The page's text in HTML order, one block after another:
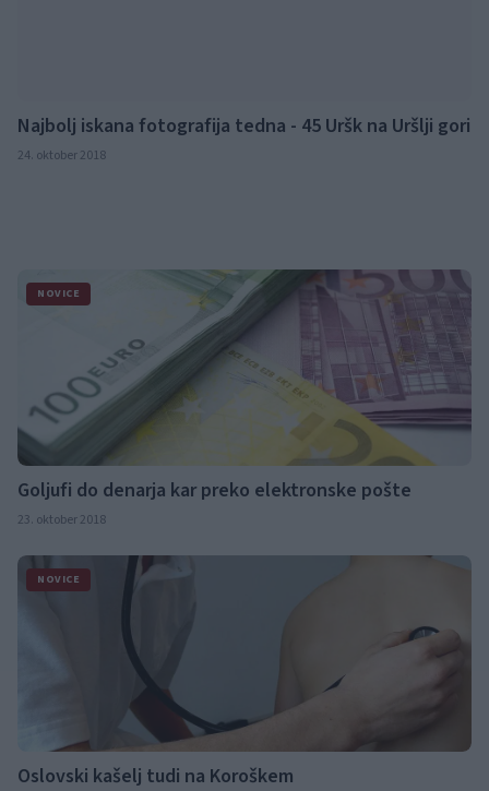
Najbolj iskana fotografija tedna - 45 Uršk na Uršlji gori
24. oktober 2018
NOVICE
Goljufi do denarja kar preko elektronske pošte
23. oktober 2018
NOVICE
Oslovski kašelj tudi na Koroškem